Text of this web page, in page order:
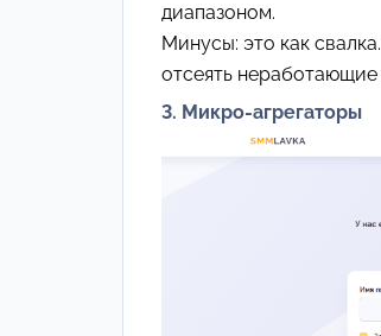
диапазоном.
Минусы: это как
отсеять
3. Микро-агрегаторы